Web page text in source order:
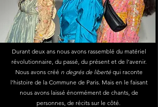
Durant deux ans nous avons rassemblé du matériel
révolutionnaire, du passé, du présent et de l’avenir.
Nous avons créé n degrés de liberté qui raconte
l’histoire de la Commune de Paris. Mais en le faisant
nous avons laissé énormément de chants, de
personnes, de récits sur le côté.